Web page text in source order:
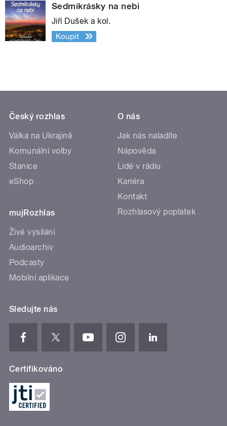
Sedmikrásky na nebi
Jiří Dušek a kol.
Koupit
Český rozhlas
Válka na Ukrajině
Komunální volby
Stanice
eShop
mujRozhlas
Živé vysílání
Audioarchiv
Podcasty
Mobilní aplikace
O nás
Jak nás naladíte
Nápověda
Lidé v rádiu
Kariéra
Kontakt
Rozhlasový poplatek
Sledujte nás
Certifikováno